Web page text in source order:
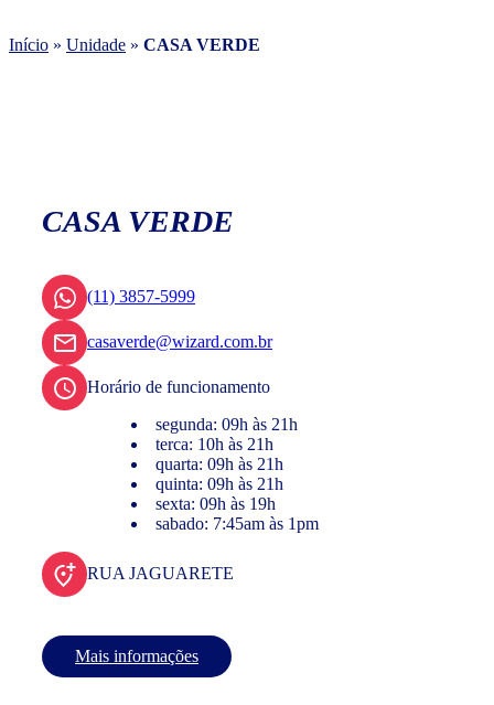
Início » Unidade » CASA VERDE
CASA VERDE
(11) 3857-5999
casaverde@wizard.com.br
Horário de funcionamento
segunda: 09h às 21h
terca: 10h às 21h
quarta: 09h às 21h
quinta: 09h às 21h
sexta: 09h às 19h
sabado: 7:45am às 1pm
RUA JAGUARETE
Mais informações